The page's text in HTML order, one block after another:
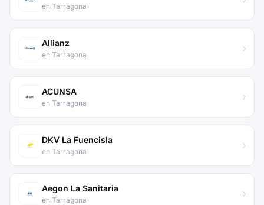
en Tarragona
Allianz
en Tarragona
ACUNSA
en Tarragona
DKV La Fuencisla
en Tarragona
Aegon La Sanitaria
en Tarragona